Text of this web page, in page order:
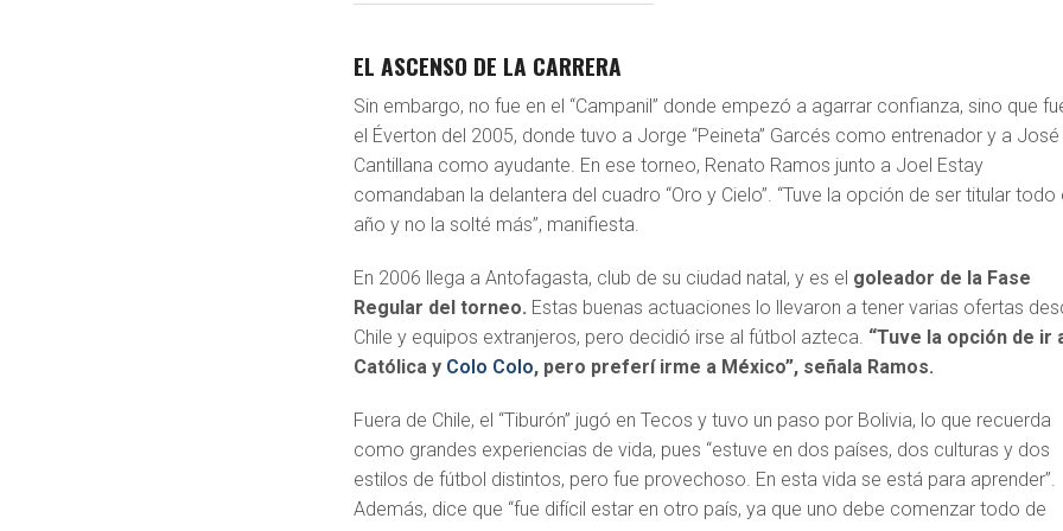
EL ASCENSO DE LA CARRERA
Sin embargo, no fue en el “Campanil” donde empezó a agarrar confianza, sino que
el Éverton del 2005, donde tuvo a Jorge “Peineta” Garcés como entrenador y a José
Cantillana como ayudante. En ese torneo, Renato Ramos junto a Joel Estay
comandaban la delantera del cuadro “Oro y Cielo”. “Tuve la opción de ser titular todo
año y no la solté más”, manifiesta.
En 2006 llega a Antofagasta, club de su ciudad natal, y es el goleador de la Fase
Regular del torneo. Estas buenas actuaciones lo llevaron a tener varias ofertas
Chile y equipos extranjeros, pero decidió irse al fútbol azteca. “Tuve la opción de ir
Católica y Colo Colo, pero preferí irme a México”, señala Ramos.
Fuera de Chile, el “Tiburón” jugó en Tecos y tuvo un paso por Bolivia, lo que recuerda
como grandes experiencias de vida, pues “estuve en dos países, dos culturas y dos
estilos de fútbol distintos, pero fue provechoso. En esta vida se está para aprender”.
Además, dice que “fue difícil estar en otro país, ya que uno debe comenzar todo de